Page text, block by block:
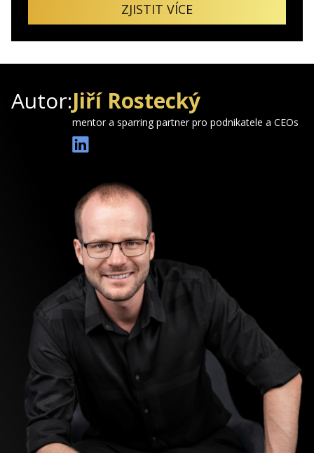
ZJISTIT VÍCE
Autor:Jiří Rostecký
mentor a sparring partner pro podnikatele a CEOs